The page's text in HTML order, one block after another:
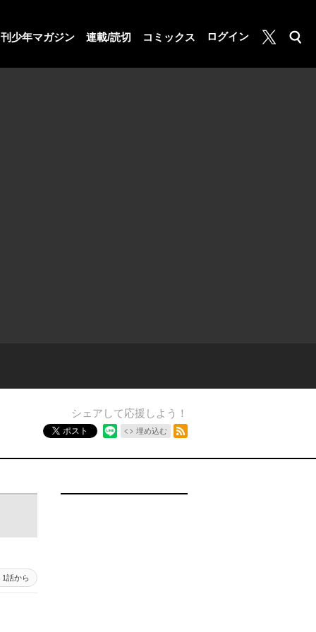
少年マガジン 連載/読切 コミックス ログイン
月マガ基地
検索
シェアして応援しよう！
ポスト 埋め込む
1話から